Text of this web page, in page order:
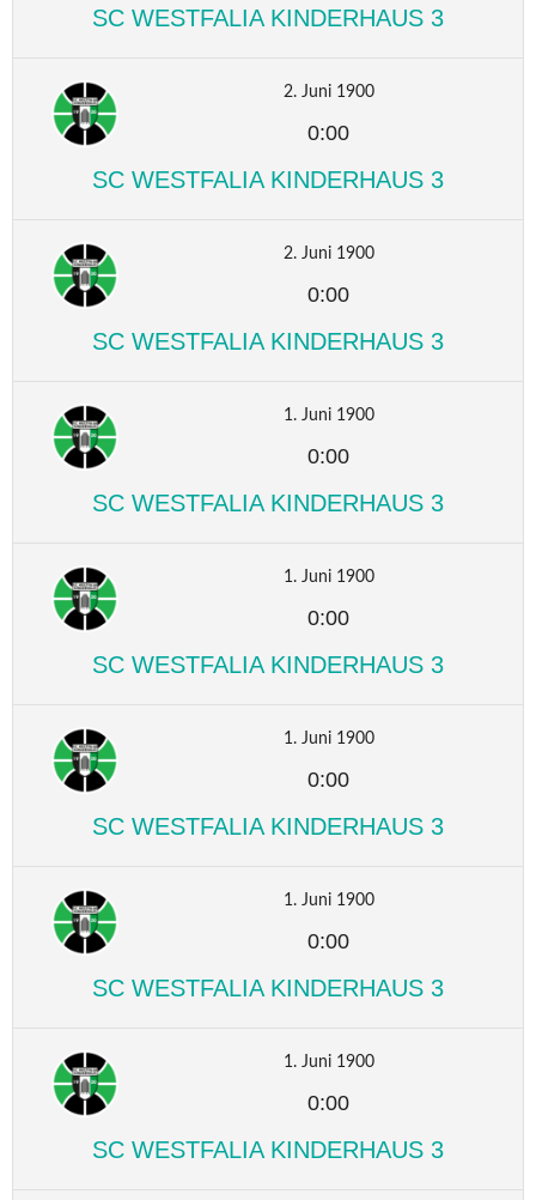
SC WESTFALIA KINDERHAUS 3
2. Juni 1900
0:00
SC WESTFALIA KINDERHAUS 3
2. Juni 1900
0:00
SC WESTFALIA KINDERHAUS 3
1. Juni 1900
0:00
SC WESTFALIA KINDERHAUS 3
1. Juni 1900
0:00
SC WESTFALIA KINDERHAUS 3
1. Juni 1900
0:00
SC WESTFALIA KINDERHAUS 3
1. Juni 1900
0:00
SC WESTFALIA KINDERHAUS 3
1. Juni 1900
0:00
SC WESTFALIA KINDERHAUS 3